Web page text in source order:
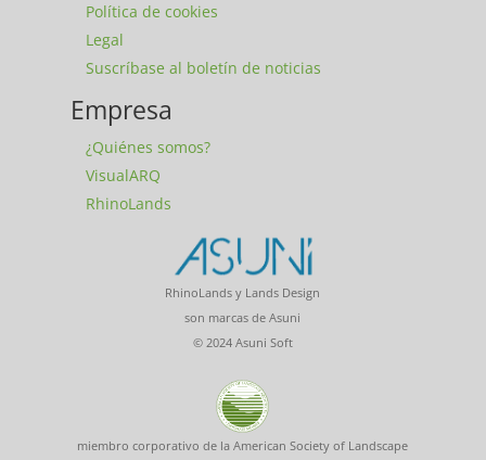
Política de cookies
Legal
Suscríbase al boletín de noticias
Empresa
¿Quiénes somos?
VisualARQ
RhinoLands
RhinoLands y Lands Design
son marcas de Asuni
© 2024 Asuni Soft
miembro corporativo de la American Society of Landscape